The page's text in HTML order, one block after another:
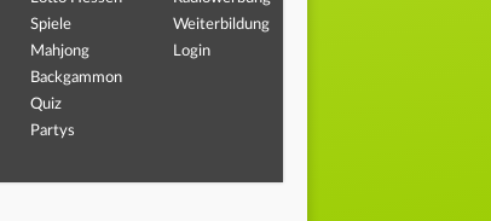
Spiele
Mahjong
Backgammon
Quiz
Partys
Weiterbildung
Login